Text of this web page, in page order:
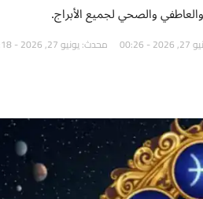
والصحي لجميع الأبراج.
- 00:26 محدث: يونيو 27, 2026 - 00:18